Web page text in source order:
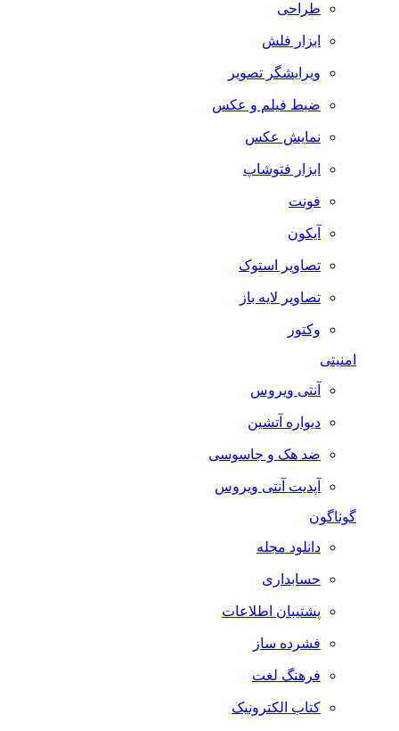
طراحی
ابزار فلش
ویرایشگر تصویر
ضبط فيلم و عكس
نمایش عکس
ابزار فتوشاپ
فونت
آیکون
تصاویر استوک
تصاویر لایه باز
وکتور
امنیتی
آنتی ویروس
دیواره آتشین
ضد هک و جاسوسی
آپدیت آنتی ویروس
گوناگون
دانلود مجله
حسابداری
پشتیبان اطلاعات
فشرده ساز
فرهنگ لغت
کتاب الکترونیک